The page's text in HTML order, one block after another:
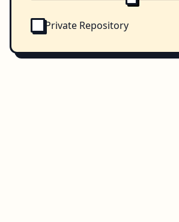
Private Repository